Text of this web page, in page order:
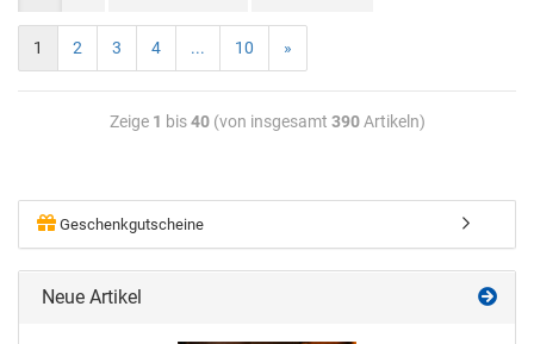
1 2 3 4 ... 10 »
Zeige 1 bis40(von insgesamt 390Artikeln)
Geschenkgutscheine
Neue Artikel